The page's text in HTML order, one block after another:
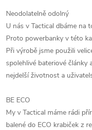
Neodolatelně odolný
U nás v Tactical dbáme na
Proto powerbanky v této
Při výrobě jsme použili
spolehlivé bateriové články
nejdelší životnost a
BE ECO
My v Tactical máme rádi
balené do ECO krabiček z